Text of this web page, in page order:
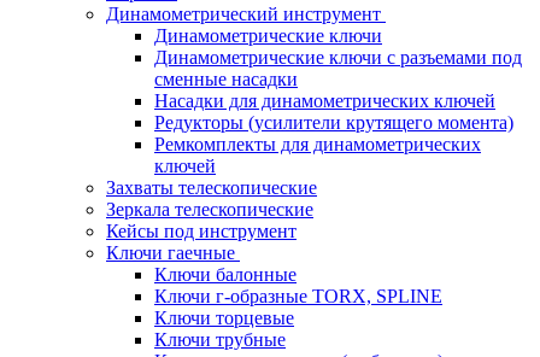
Динамометрический инструмент
Динамометрические ключи
Динамометрические ключи с разъемами под
сменные насадки
Насадки для динамометрических ключей
Редукторы (усилители крутящего момента)
Ремкомплекты для динамометрических
ключей
Захваты телескопические
Зеркала телескопические
Кейсы под инструмент
Ключи гаечные
Ключи балонные
Ключи г-образные TORX, SPLINE
Ключи торцевые
Ключи трубные